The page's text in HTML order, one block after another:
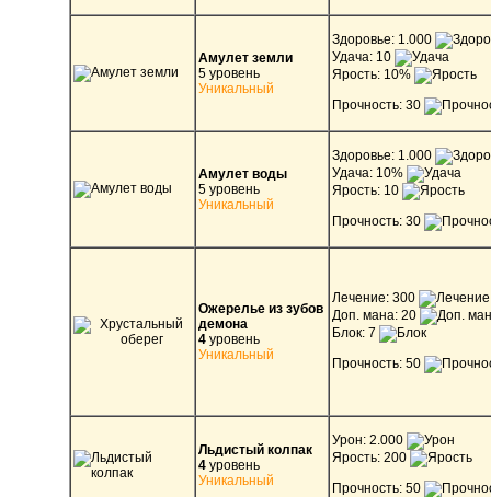
Амулет земли
5 уровень
Уникальный
Здоровье: 1.000
Удача: 10
Ярость: 10%
Прочность: 30
Амулет воды
5 уровень
Уникальный
Здоровье: 1.000
Удача: 10%
Ярость: 10
Прочность: 30
Ожерелье из зубов
демона
4 уровень
Уникальный
Лечение: 300
Доп. мана: 20
Блок: 7
Прочность: 50
Льдистый колпак
4 уровень
Уникальный
Урон: 2.000
Ярость: 200
Прочность: 50